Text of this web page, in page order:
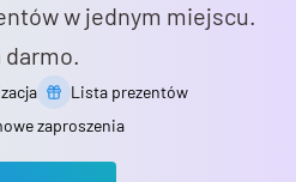
w jednym miejscu.
darmo.
Lista prezentów
zaproszenia